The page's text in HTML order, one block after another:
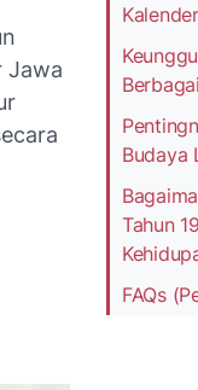
Budaya
Tahun
FAQs
Jawa